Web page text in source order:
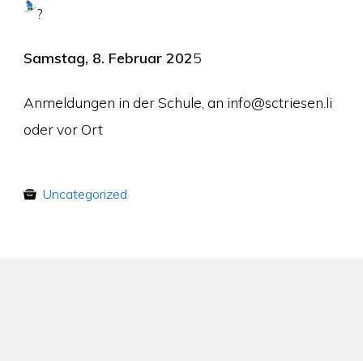
Samstag, 8. Februar 2025
Anmeldungen in der Schule, an info@sctriesen.li
oder vor Ort
Uncategorized